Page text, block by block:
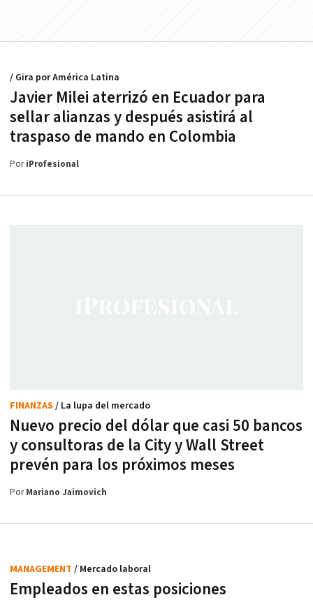
Javier Milei aterrizó en Ecuador para
sellar alianzas y después asistirá al
traspaso de mando en Colombia
/ Gira por América Latina
PoriProfesional
Nuevo precio del dólar que casi 50 bancos
y consultoras de la City y Wall Street
prevén para los próximos meses
FINANZAS / La lupa del mercado
PorMariano Jaimovich
Empleados en estas posiciones
MANAGEMENT / Mercado laboral